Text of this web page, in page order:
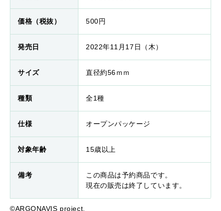
価格（税抜） 500円
発売日 2022年11月17日（木）
サイズ 直径約56ｍｍ
種類 全1種
仕様 オープンパッケージ
対象年齢 15歳以上
備考
この商品は予約商品です。
現在の販売は終了しています。
©ARGONAVIS project.